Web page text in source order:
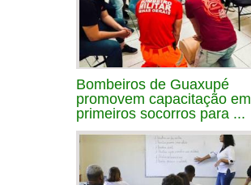
Bombeiros de Guaxupé
promovem capacitação em
primeiros socorros para ...